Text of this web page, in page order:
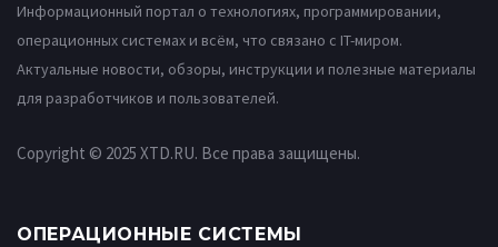
Информационный портал о технологиях, программировании,
операционных системах и всём, что связано с IT-миром.
Актуальные новости, обзоры, инструкции и полезные материалы
для разработчиков и пользователей.
Copyright © 2025 XTD.RU. Все права защищены.
ОПЕРАЦИОННЫЕ СИСТЕМЫ